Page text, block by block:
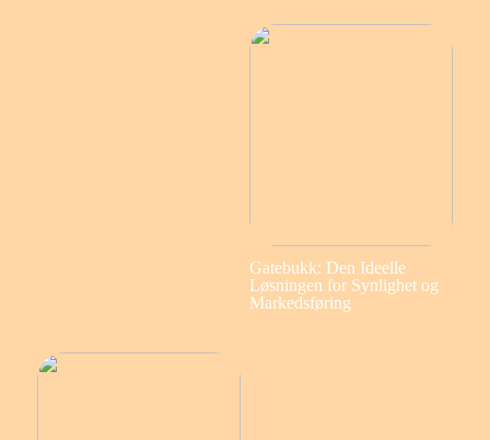
Gatebukk: Den Ideelle
Løsningen for Synlighet og
Markedsføring